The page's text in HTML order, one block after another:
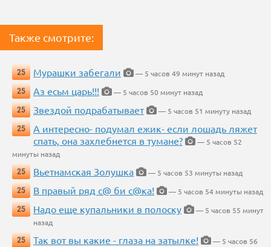
Также смотрите:
25 Мурашки забегали
— 5 часов 49 минут назад
25
Аз есьм царь!!!
— 5 часов 50 минут назад
25
Звездой подрабатывает
— 5 часов 51 минуту назад
25
А интересно- подумал ежик- если лошадь ляжет
спать, она захлебнется в тумане?
— 5 часов 52
минуты назад
25
Вьетнамская Золушка
— 5 часов 53 минуты назад
25
В правый ряд с@ би с@ка!
— 5 часов 54 минуты назад
25
Надо еще купальники в полоску
— 5 часов 55 минут
назад
25
Так вот вы какие - глаза на затылке!
— 5 часов 56